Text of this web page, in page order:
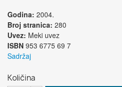
Godina: 2004.
Broj stranica: 280
Uvez: Meki uvez
ISBN 953 6775 69 7
Sadržaj
Količina